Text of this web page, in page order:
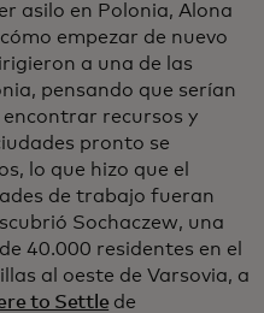
asilo en Polonia, Alona
empezar de nuevo
a una de las
pensando que serían
encontrar recursos y
pronto se
lo que hizo que el
de trabajo fueran
Sochaczew, una
40.000 residentes en el
al oeste de Varsovia, a
to Settle de